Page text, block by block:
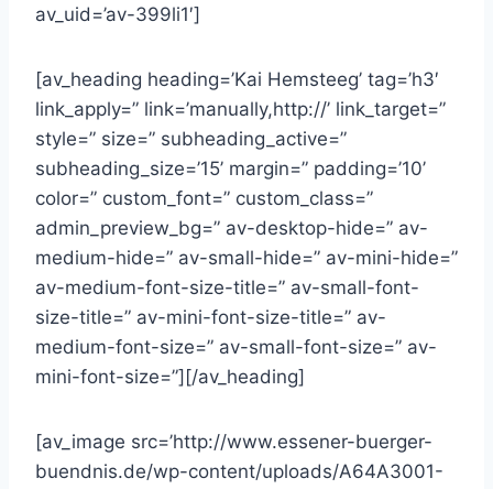
av_uid=’av-399li1′]
[av_heading heading=’Kai Hemsteeg’ tag=’h3′
link_apply=” link=’manually,http://’ link_target=”
style=” size=” subheading_active=”
subheading_size=’15’ margin=” padding=’10’
color=” custom_font=” custom_class=”
admin_preview_bg=” av-desktop-hide=” av-
medium-hide=” av-small-hide=” av-mini-hide=”
av-medium-font-size-title=” av-small-font-
size-title=” av-mini-font-size-title=” av-
medium-font-size=” av-small-font-size=” av-
mini-font-size=”][/av_heading]
[av_image src=’http://www.essener-buerger-
buendnis.de/wp-content/uploads/A64A3001-